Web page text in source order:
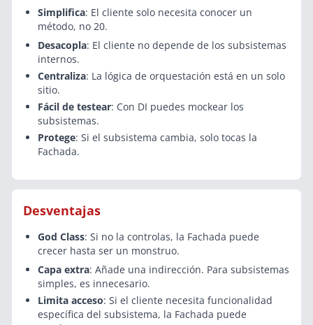
Simplifica: El cliente solo necesita conocer un
método, no 20.
Desacopla: El cliente no depende de los subsistemas
internos.
Centraliza: La lógica de orquestación está en un solo
sitio.
Fácil de testear: Con DI puedes mockear los
subsistemas.
Protege: Si el subsistema cambia, solo tocas la
Fachada.
Desventajas
God Class: Si no la controlas, la Fachada puede
crecer hasta ser un monstruo.
Capa extra: Añade una indirección. Para subsistemas
simples, es innecesario.
Limita acceso: Si el cliente necesita funcionalidad
específica del subsistema, la Fachada puede